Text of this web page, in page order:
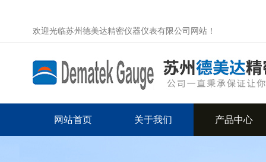
欢迎光临苏州德美达精密仪器仪表有限公司网站！
网站首页 关于我们 产品中心